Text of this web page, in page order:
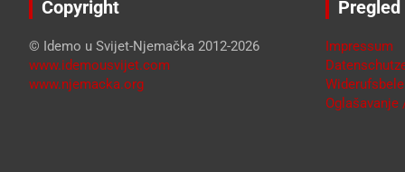
Copyright
© Idemo u Svijet-Njemačka 2012-2026
www.idemousvijet.com
www.njemacka.org
Pregled
Impressum